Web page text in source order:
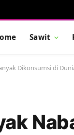
Sawit
Dikonsumsi di